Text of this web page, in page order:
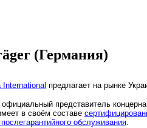
(Германия)
предлагает на рынке
официальный представитель
в своём составе
обслуживания